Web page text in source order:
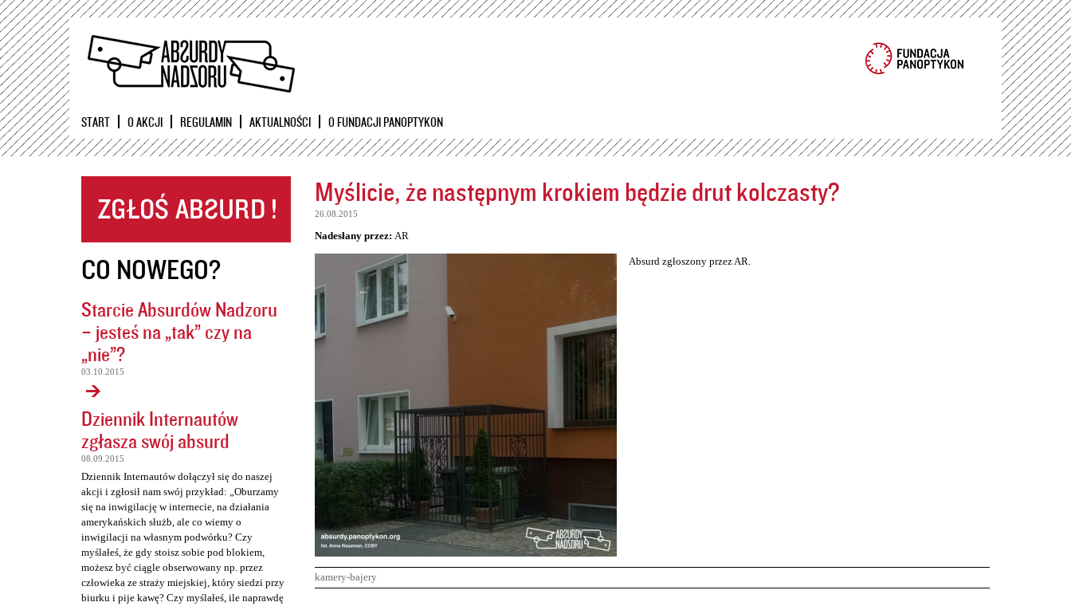
Przejdź
START O AKCJI REGULAMIN AKTUALNOŚCI O FUNDACJI PANOPTYKON
CO NOWEGO?
Starcie Absurdów Nadzoru
– jesteś na „tak” czy na
„nie”?
03.10.2015
Dziennik Internautów
zgłasza swój absurd
08.09.2015
Dziennik Internautów dołączył się do naszej
akcji i zgłosił nam swój przykład: „Oburzamy
się na inwigilację w internecie, na działania
amerykańskich służb, ale co wiemy o
inwigilacji na własnym podwórku? Czy
myślałeś, że gdy stoisz sobie pod blokiem,
możesz być ciągle obserwowany np. przez
człowieka ze straży miejskiej, który siedzi przy
biurku i pije kawę? Czy myślałeś, ile naprawdę
Myślicie, że następnym krokiem będzie drut kolczasty?
26.08.2015
Nadesłany przez: AR
Absurd zgłoszony przez AR.
kamery-bajery